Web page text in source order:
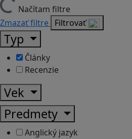
Načítam filtre
Zmazať filtre Filtrovať
Typ
Články
Recenzie
Vek
Predmety
Anglický jazyk